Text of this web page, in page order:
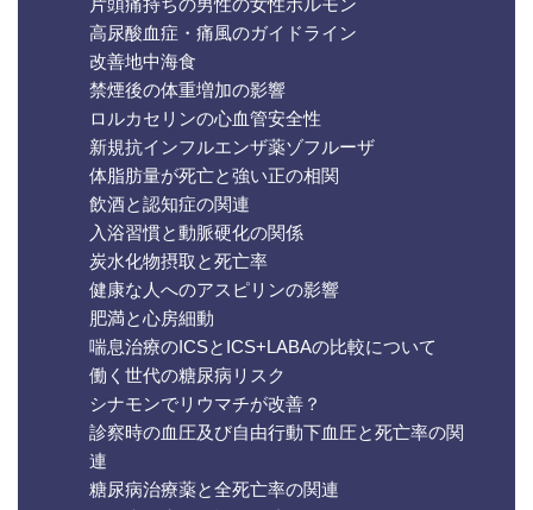
片頭痛持ちの男性の女性ホルモン
高尿酸血症・痛風のガイドライン
改善地中海食
禁煙後の体重増加の影響
ロルカセリンの心血管安全性
新規抗インフルエンザ薬ゾフルーザ
体脂肪量が死亡と強い正の相関
飲酒と認知症の関連
入浴習慣と動脈硬化の関係
炭水化物摂取と死亡率
健康な人へのアスピリンの影響
肥満と心房細動
喘息治療のICSとICS+LABAの比較について
働く世代の糖尿病リスク
シナモンでリウマチが改善？
診察時の血圧及び自由行動下血圧と死亡率の関
連
糖尿病治療薬と全死亡率の関連